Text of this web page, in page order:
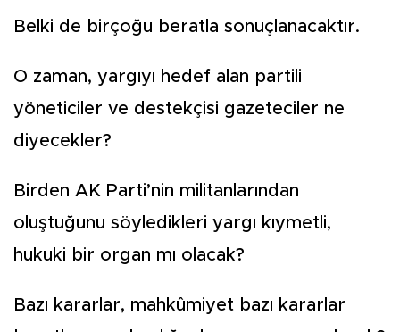
Belki de birçoğu beratla sonuçlanacaktır.
O zaman, yargıyı hedef alan partili
yöneticiler ve destekçisi gazeteciler ne
diyecekler?
Birden AK Parti’nin militanlarından
oluştuğunu söyledikleri yargı kıymetli,
hukuki bir organ mı olacak?
Bazı kararlar, mahkûmiyet bazı kararlar